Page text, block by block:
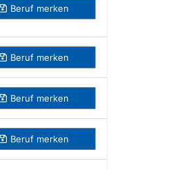
Beruf merken
Beruf merken
Beruf merken
Beruf merken